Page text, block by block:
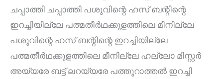
ചപ്പാത്തി ചപ്പാത്തി പശുവിന്റെ ഹസ് ബന്റിന്റെ
ഇറച്ചിയില്ലേ പത്മതീര്‍ഥക്കുളത്തിലെ മീനില്ലേ
പശുവിന്റെ ഹസ് ബന്റിന്റെ ഇറച്ചിയില്ലേ
പത്മതീര്‍ഥക്കുളത്തിലെ മീനില്ലേ ഹല്ലോ മിസ്റ്റര്‍
അയ്യരേ ബട്ട് ലറയ്യരേ പത്തുറാത്തല്‍ ഇറച്ചി